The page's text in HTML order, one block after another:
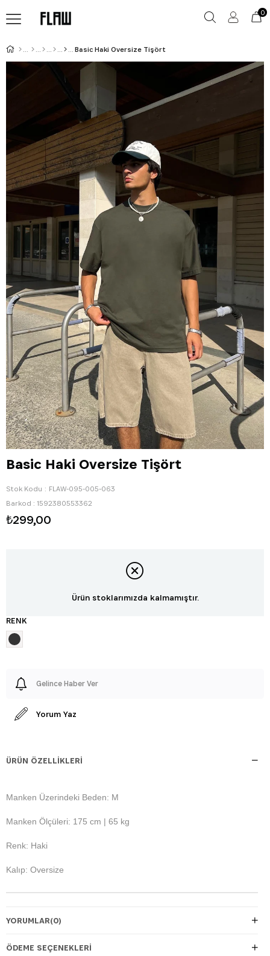
0
Basic Haki Oversize Tişört
Basic Haki Oversize Tişört
Stok Kodu
FLAW-095-005-063
Barkod : 1592380553362
₺299,00
Ürün stoklarımızda kalmamıştır.
RENK
Gelince Haber Ver
Yorum Yaz
ÜRÜN ÖZELLIKLERI
Manken Üzerindeki Beden: M
Manken Ölçüleri: 175 cm | 65 kg
Renk: Haki
Kalıp: Oversize
YORUMLAR(0)
ÖDEME SEÇENEKLERI